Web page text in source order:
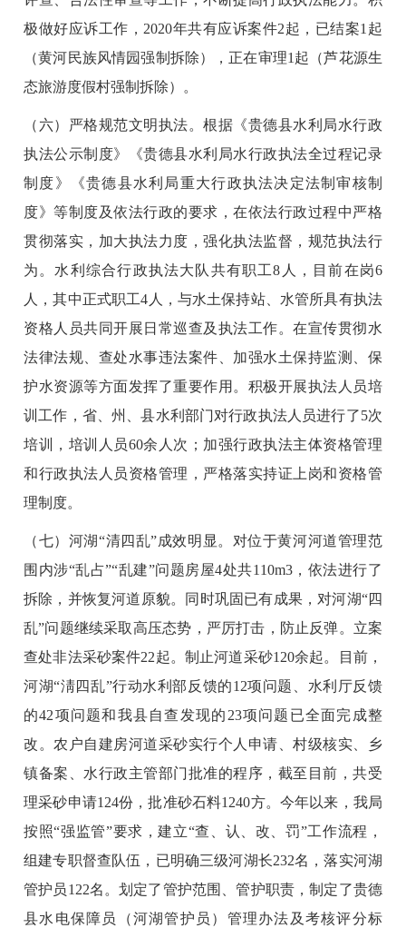
极做好应诉工作，2020年共有应诉案件2起，已结案1起
（黄河民族风情园强制拆除），正在审理1起（芦花源生
态旅游度假村强制拆除）。
（六）严格规范文明执法。根据《贵德县水利局水行政
执法公示制度》《贵德县水利局水行政执法全过程记录
制度》《贵德县水利局重大行政执法决定法制审核制
度》等制度及依法行政的要求，在依法行政过程中严格
贯彻落实，加大执法力度，强化执法监督，规范执法行
为。水利综合行政执法大队共有职工8人，目前在岗6
人，其中正式职工4人，与水土保持站、水管所具有执法
资格人员共同开展日常巡查及执法工作。在宣传贯彻水
法律法规、查处水事违法案件、加强水土保持监测、保
护水资源等方面发挥了重要作用。积极开展执法人员培
训工作，省、州、县水利部门对行政执法人员进行了5次
培训，培训人员60余人次；加强行政执法主体资格管理
和行政执法人员资格管理，严格落实持证上岗和资格管
理制度。
（七）河湖“清四乱”成效明显。对位于黄河河道管理范
围内涉“乱占”“乱建”问题房屋4处共110m3，依法进行了
拆除，并恢复河道原貌。同时巩固已有成果，对河湖“四
乱”问题继续采取高压态势，严厉打击，防止反弹。立案
查处非法采砂案件22起。制止河道采砂120余起。目前，
河湖“淸四乱”行动水利部反馈的12项问题、水利厅反馈
的42项问题和我县自查发现的23项问题已全面完成整
改。农户自建房河道采砂实行个人申请、村级核实、乡
镇备案、水行政主管部门批准的程序，截至目前，共受
理采砂申请124份，批准砂石料1240方。今年以来，我局
按照“强监管”要求，建立“查、认、改、罚”工作流程，
组建专职督查队伍，已明确三级河湖长232名，落实河湖
管护员122名。划定了管护范围、管护职责，制定了贵德
县水电保障员（河湖管护员）管理办法及考核评分标